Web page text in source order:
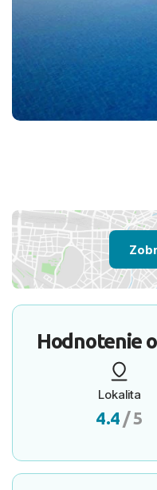
Hodnotenie
Lokalita
4.4 / 5